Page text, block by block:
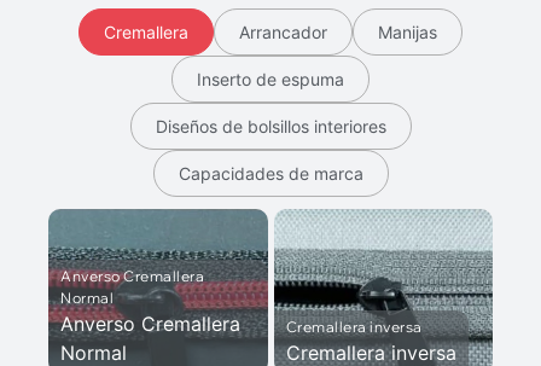
Cremallera Arrancador Manijas
Inserto de espuma
Diseños de bolsillos interiores
Capacidades de marca
Anverso Cremallera
Normal
Anverso Cremallera
Normal
Cremallera inversa
Cremallera inversa